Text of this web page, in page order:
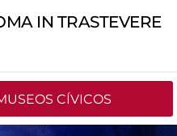
IN TRASTEVERE
CÍVICOS